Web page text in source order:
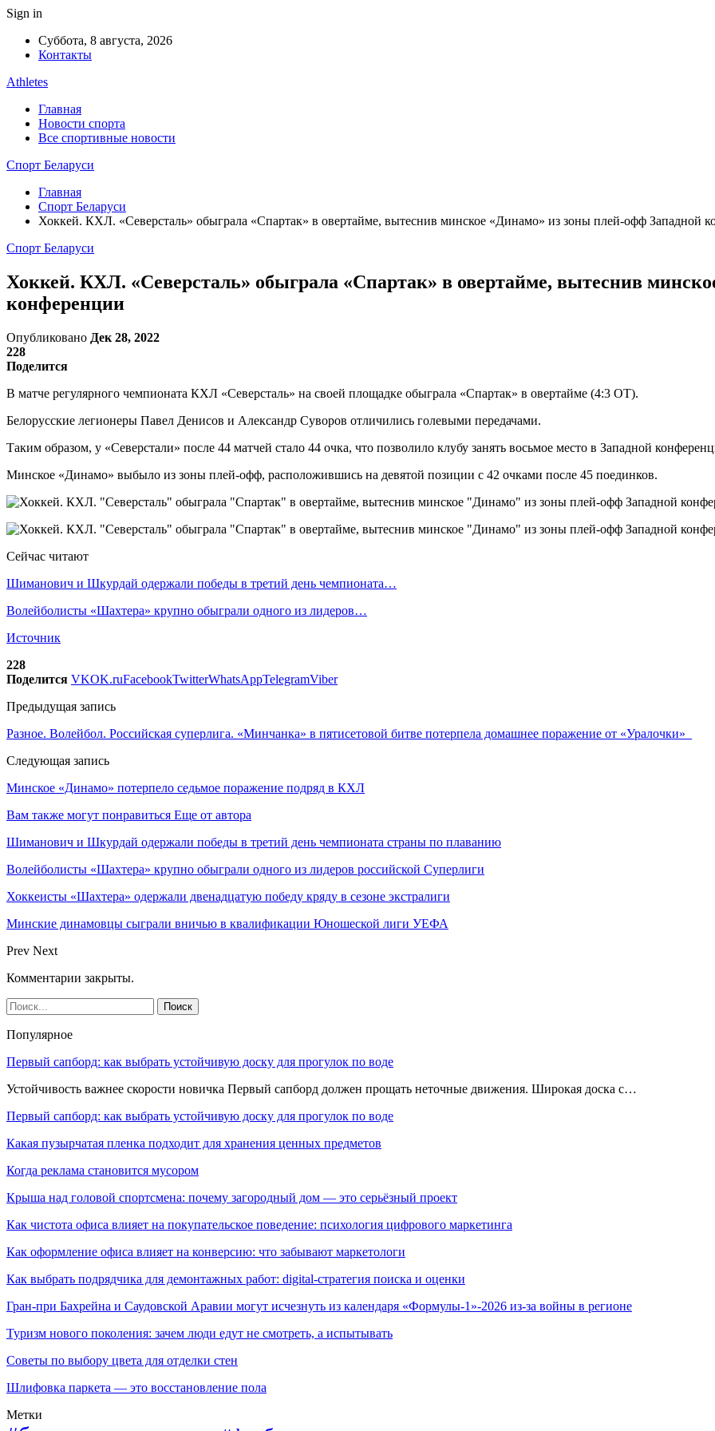
Sign in
Суббота, 8 августа, 2026
Контакты
Athletes
Главная
Новости спорта
Все спортивные новости
Спорт Беларуси
Главная
Спорт Беларуси
Хоккей. КХЛ. «Северсталь» обыграла «Спартак» в овертайме, вытеснив минское «Динамо» из зоны плей-офф Западной
Спорт Беларуси
Хоккей. КХЛ. «Северсталь» обыграла «Спартак» в овертайме, вытеснив
конференции
Опубликовано Дек 28, 2022
228
Поделится
В матче регулярного чемпионата КХЛ «Северсталь» на своей площадке обыграла «Спартак» в овертайме (4:3 ОТ).
Белорусские легионеры Павел Денисов и Александр Суворов отличились голевыми передачами.
Таким образом, у «Северстали» после 44 матчей стало 44 очка, что позволило клубу занять восьмое место в Западной
Минское «Динамо» выбыло из зоны плей-офф, расположившись на девятой позиции с 42 очками после 45 поединков.
Сейчас читают
Шиманович и Шкурдай одержали победы в третий день чемпионата…
Волейболисты «Шахтера» крупно обыграли одного из лидеров…
Источник
228
Поделится VKOK.ruFacebookTwitterWhatsAppTelegramViber
Предыдущая запись
Разное. Волейбол. Российская суперлига. «Минчанка» в пятисетовой битве потерпела домашнее поражение от «Уралочки»
Следующая запись
Минское «Динамо» потерпело седьмое поражение подряд в КХЛ
Вам также могут понравиться Еще от автора
Шиманович и Шкурдай одержали победы в третий день чемпионата страны по плаванию
Волейболисты «Шахтера» крупно обыграли одного из лидеров российской Суперлиги
Хоккеисты «Шахтера» одержали двенадцатую победу кряду в сезоне экстралиги
Минские динамовцы сыграли вничью в квалификации Юношеской лиги УЕФА
Prev Next
Комментарии закрыты.
Популярное
Первый сапборд: как выбрать устойчивую доску для прогулок по воде
Устойчивость важнее скорости новичка Первый сапборд должен прощать неточные движения. Широкая доска с…
Первый сапборд: как выбрать устойчивую доску для прогулок по воде
Какая пузырчатая пленка подходит для хранения ценных предметов
Когда реклама становится мусором
Крыша над головой спортсмена: почему загородный дом — это серьёзный проект
Как чистота офиса влияет на покупательское поведение: психология цифрового маркетинга
Как оформление офиса влияет на конверсию: что забывают маркетологи
Как выбрать подрядчика для демонтажных работ: digital-стратегия поиска и оценки
Гран-при Бахрейна и Саудовской Аравии могут исчезнуть из календаря «Формулы-1»-2026 из-за войны в регионе
Туризм нового поколения: зачем люди едут не смотреть, а испытывать
Советы по выбору цвета для отделки стен
Шлифовка паркета — это восстановление пола
Метки